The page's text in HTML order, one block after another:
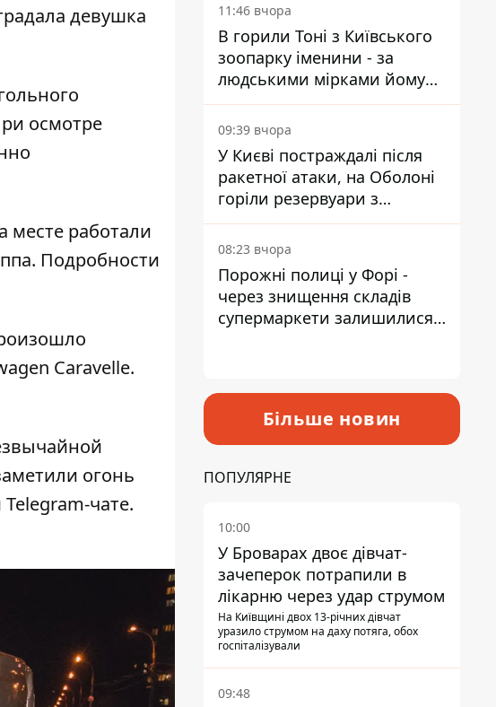
девушка
осмотре
месте работали
Подробности
Caravelle.
огонь
чате.
11:46 вчора
В горили Тоні з Київського
зоопарку іменини - за
людськими мірками йому
вже понад 90 років
09:39 вчора
У Києві постраждалі після
ракетної атаки, на Оболоні
горіли резервуари з
паливом
08:23 вчора
Порожні полиці у Форі -
через знищення складів
супермаркети залишилися
Більше новин
ПОПУЛЯРНЕ
10:00
У Броварах двоє дівчат-
зачеперок потрапили в
лікарню через удар струмом
На Київщині двох 13-річних дівчат
уразило струмом на даху потяга, обох
госпіталізували
09:48